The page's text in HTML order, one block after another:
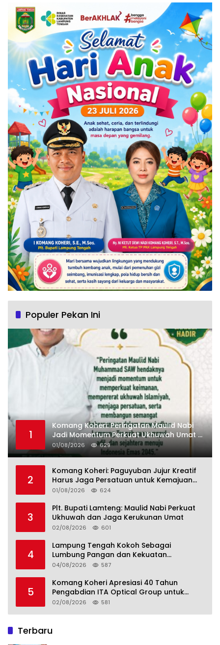
Populer Pekan Ini
1
Komang Koheri: Peringatan Maulid Nabi
Jadi Momentum Perkuat Ukhuwah Umat di
Lampung Tengah
01/08/2026 629
2
Komang Koheri: Paguyuban Jujur Kreatif
Harus Jaga Persatuan untuk Kemajuan
Lampung Tengah
01/08/2026 624
3
Plt. Bupati Lamteng: Maulid Nabi Perkuat
Ukhuwah dan Jaga Kerukunan Umat
02/08/2026 601
4
Lampung Tengah Kokoh Sebagai
Lumbung Pangan dan Kekuatan
Perkebunan Lampung, Komang Koheri:
Menuju Indonesia Emas 2045
04/08/2026 587
5
Komang Koheri Apresiasi 40 Tahun
Pengabdian ITA Optical Group untuk
Kesehatan Mata Masyarakat Lamteng
02/08/2026 581
Terbaru